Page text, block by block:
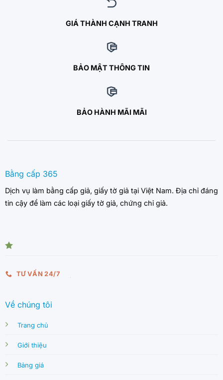
GIÁ THÀNH CẠNH TRANH
BẢO MẬT THÔNG TIN
BẢO HÀNH MÃI MÃI
Bằng cấp 365
Dịch vụ làm bằng cấp giả, giấy tờ giả tại Việt Nam. Địa chỉ đáng
tin cậy để làm các loại giấy tờ giả, chứng chỉ giả.
TƯ VẤN 24/7
Về chúng tôi
Trang chủ
Giới thiệu
Bảng giá